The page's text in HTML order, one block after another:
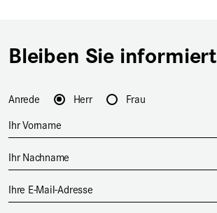
Bleiben Sie informiert
Anrede Herr
Frau
Ihr Vorname
Ihr Nachname
Ihre E-Mail-Adresse